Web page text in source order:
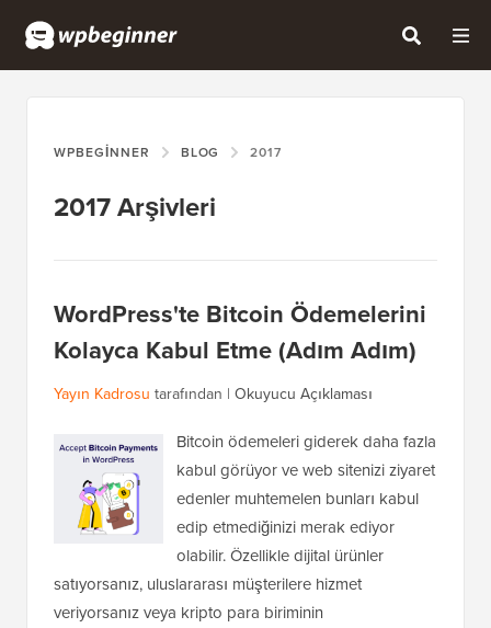
WPBEGINNER BLOG 2017
2017 Arşivleri
WordPress'te Bitcoin Ödemelerini
Kolayca Kabul Etme (Adım Adım)
Yayın Kadrosu tarafından | Okuyucu Açıklaması
Bitcoin ödemeleri giderek daha fazla
kabul görüyor ve web sitenizi ziyaret
edenler muhtemelen bunları kabul
edip etmediğinizi merak ediyor
olabilir. Özellikle dijital ürünler
satıyorsanız, uluslararası müşterilere hizmet
veriyorsanız veya kripto para biriminin